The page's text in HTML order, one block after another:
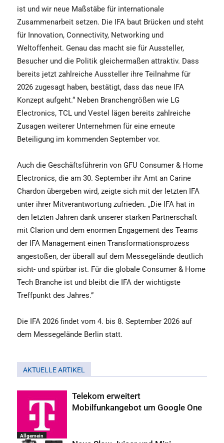
ist und wir neue Maßstäbe für internationale
Zusammenarbeit setzen. Die IFA baut Brücken und steht
für Innovation, Connectivity, Networking und
Weltoffenheit. Genau das macht sie für Aussteller,
Besucher und die Politik gleichermaßen attraktiv. Dass
bereits jetzt zahlreiche Aussteller ihre Teilnahme für
2026 zugesagt haben, bestätigt, dass das neue IFA
Konzept aufgeht.“ Neben Branchengrößen wie LG
Electronics, TCL und Vestel lägen bereits zahlreiche
Zusagen weiterer Unternehmen für eine erneute
Beteiligung im kommenden September vor.
Auch die Geschäftsführerin von GFU Consumer & Home
Electronics, die am 30. September ihr Amt an Carine
Chardon übergeben wird, zeigte sich mit der letzten IFA
unter ihrer Mitverantwortung zufrieden. „Die IFA hat in
den letzten Jahren dank unserer starken Partnerschaft
mit Clarion und dem enormen Engagement des Teams
der IFA Management einen Transformationsprozess
angestoßen, der überall auf dem Messegelände deutlich
sicht- und spürbar ist. Für die globale Consumer & Home
Tech Branche ist und bleibt die IFA der wichtigste
Treffpunkt des Jahres.”
Die IFA 2026 findet vom 4. bis 8. September 2026 auf
dem Messegelände Berlin statt.
AKTUELLE ARTIKEL
Allgemein
Telekom erweitert
Mobilfunkangebot um Google One